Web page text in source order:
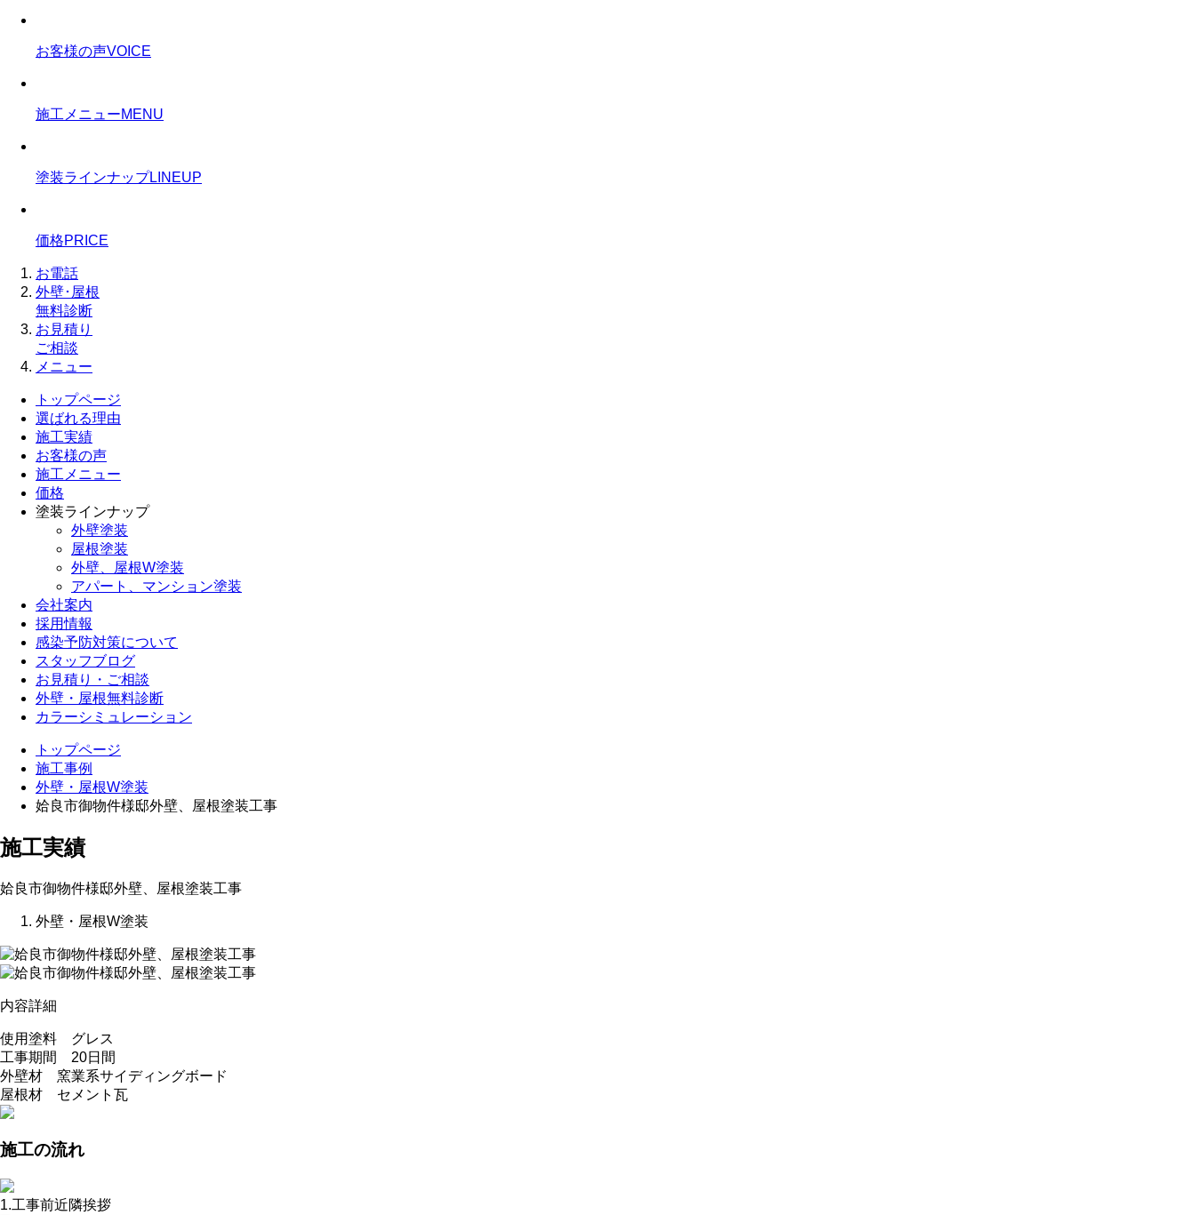
お客様の声VOICE
施工メニューMENU
塗装ラインナップLINEUP
価格PRICE
お電話
外壁･屋根
無料診断
お見積り
ご相談
メニュー
トップページ
選ばれる理由
施工実績
お客様の声
施工メニュー
価格
塗装ラインナップ
外壁塗装
屋根塗装
外壁、屋根W塗装
アパート、マンション塗装
会社案内
採用情報
感染予防対策について
スタッフブログ
お見積り・ご相談
外壁・屋根無料診断
カラーシミュレーション
トップページ
施工事例
外壁・屋根W塗装
姶良市御物件様邸外壁、屋根塗装工事
施工実績
姶良市御物件様邸外壁、屋根塗装工事
外壁・屋根W塗装
内容詳細
使用塗料 グレス
工事期間 20日間
外壁材 窯業系サイディングボード
屋根材 セメント瓦
施工の流れ
1.工事前近隣挨拶